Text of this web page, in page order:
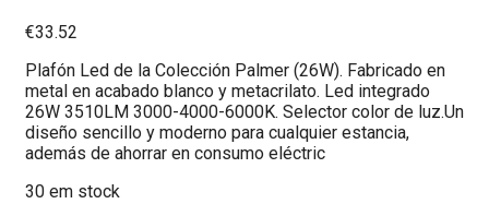
€33.52
Plafón Led de la Colección Palmer (26W). Fabricado en
metal en acabado blanco y metacrilato. Led integrado
26W 3510LM 3000-4000-6000K. Selector color de luz.Un
diseño sencillo y moderno para cualquier estancia,
además de ahorrar en consumo eléctric
30 em stock